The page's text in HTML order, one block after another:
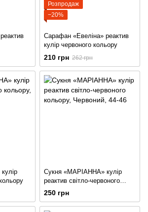
Розпродаж
−20%
Сарафан «Евеліна» реактив
кулір червоного кольору
210 грн 262 грн
Сукня «МАРІАННА» кулір
реактив світло-червоного
кольору
250 грн